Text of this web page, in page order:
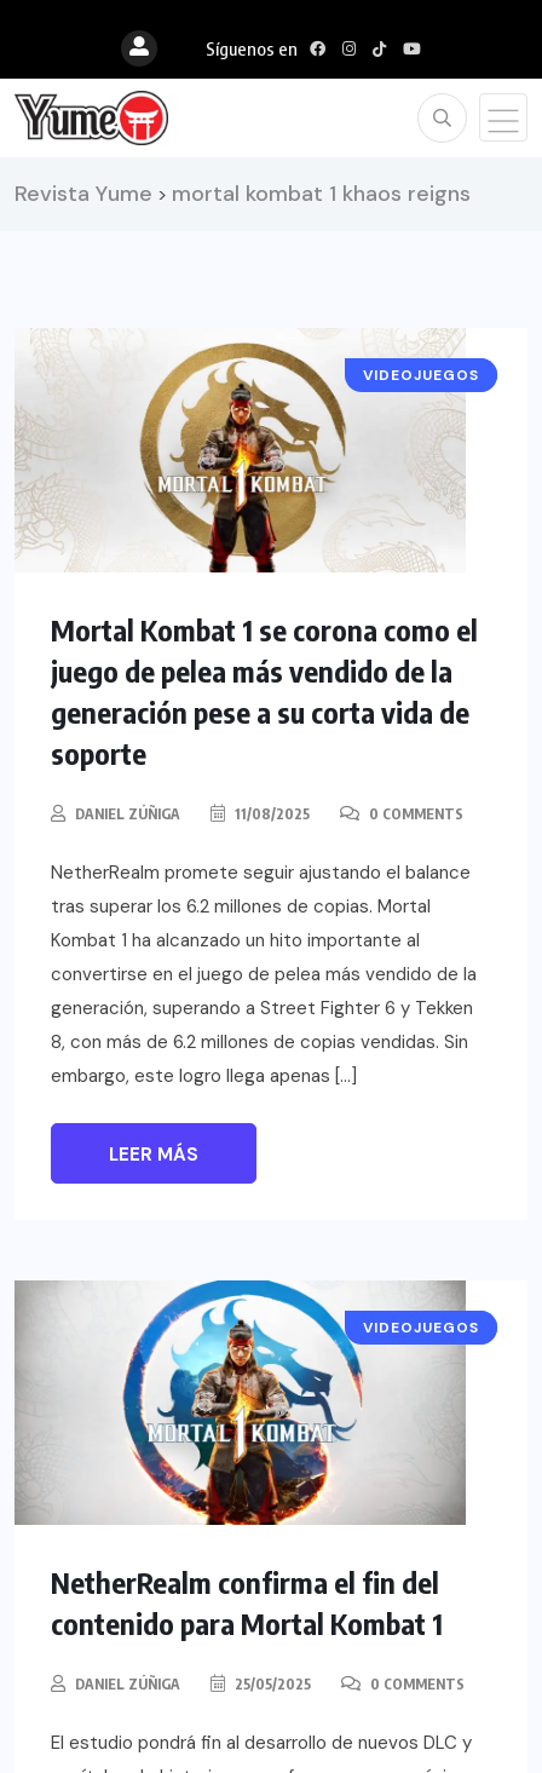
Síguenos en
Revista Yume > mortal kombat 1 khaos reigns
NOTICIAS
VIDEOJUEGOS
Mortal Kombat 1 se corona como el
juego de pelea más vendido de la
generación pese a su corta vida de
soporte
DANIEL ZÚÑIGA 11/08/2025 0 COMMENTS
NetherRealm promete seguir ajustando el balance
tras superar los 6.2 millones de copias. Mortal
Kombat 1 ha alcanzado un hito importante al
convertirse en el juego de pelea más vendido de la
generación, superando a Street Fighter 6 y Tekken
8, con más de 6.2 millones de copias vendidas. Sin
embargo, este logro llega apenas […]
LEER MÁS
NOTICIAS
VIDEOJUEGOS
NetherRealm confirma el fin del
contenido para Mortal Kombat 1
DANIEL ZÚÑIGA 25/05/2025 0 COMMENTS
El estudio pondrá fin al desarrollo de nuevos DLC y